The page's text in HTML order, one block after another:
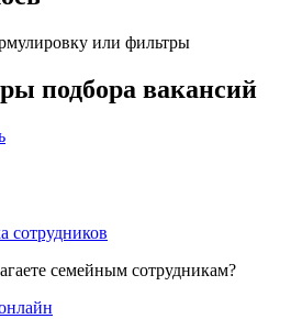
или фильтры
подбора вакансий
сотрудников
семейным сотрудникам?